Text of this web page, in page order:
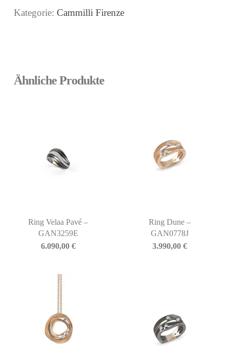
Kategorie: Cammilli Firenze
Ähnliche Produkte
Ring Velaa Pavé –
GAN3259E
6.090,00 €
Ring Dune –
GAN0778J
3.990,00€